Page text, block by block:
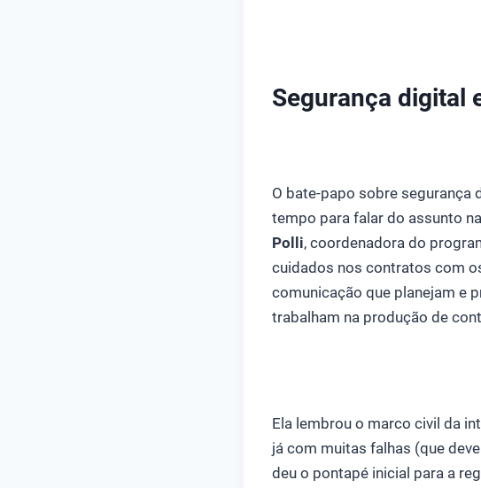
Segurança digital
O bate-papo sobre segurança
tempo para falar do assunto
Polli, coordenadora do
cuidados nos contratos com
comunicação que planejam e
trabalham na produção de
Ela lembrou o marco civil da
já com muitas falhas (que
deu o pontapé inicial para a